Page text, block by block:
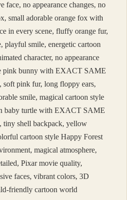
face, no appearance changes, no
small adorable orange fox with
in every scene, fluffy orange fur,
playful smile, energetic cartoon
character, no appearance
pink bunny with EXACT SAME
soft pink fur, long floppy ears,
smile, magical cartoon style
baby turtle with EXACT SAME
tiny shell backpack, yellow
cartoon style Happy Forest
magical atmosphere,
Pixar movie quality,
faces, vibrant colors, 3D
friendly cartoon world